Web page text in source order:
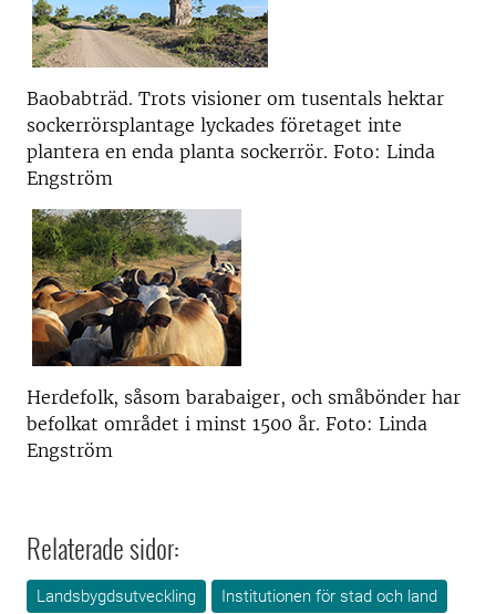
Baobabträd. Trots visioner om tusentals hektar
sockerrörsplantage lyckades företaget inte
plantera en enda planta sockerrör. Foto: Linda
Engström
Herdefolk, såsom barabaiger, och småbönder har
befolkat området i minst 1500 år. Foto: Linda
Engström
Relaterade sidor:
Landsbygdsutveckling
Institutionen för stad och land